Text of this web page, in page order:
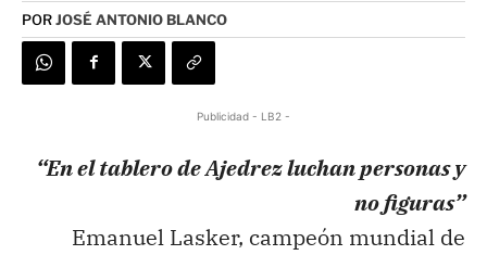
PORJOSÉ ANTONIO BLANCO
Publicidad - LB2 -
“En el tablero de Ajedrez luchan personas y
no figuras”
Emanuel Lasker, campeón mundial de